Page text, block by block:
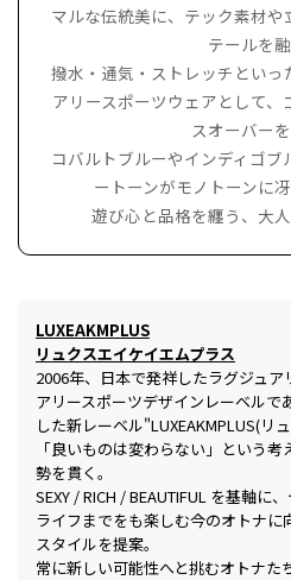
マルな伝統美に、テック素材や
テールを融
撥水・通気・ストレッチといっ
アリースポーツウェアとして、
スオーバーを
コバルトブルーやインディゴ
ートーンがモノトーンに
遊び心と品格を纏う、大
LUXEAKMPLUS
リュクスエイケイエムプラス
2006年、日本で発祥したラグジュ
アリースポーツデザインレーベルで
した新レーベル"LUXEAKMPLUS(リ
「良いものは変わらない」という
勢を貫く。
SEXY / RICH / BEAUTIFUL を基軸に
ライフまでをも楽しむ今のオトナに
スタイルを提案。
常に新しい可能性へと挑むオトナた